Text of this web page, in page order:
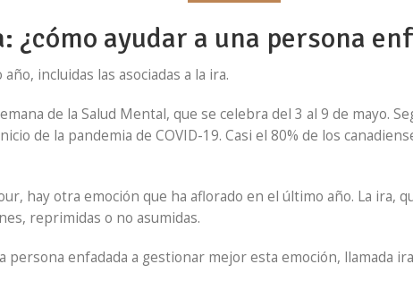
¿cómo ayudar a una persona
incluidas las asociadas a la ira.
de la Salud Mental, que se celebra del 3 al 9 de mayo.
de la pandemia de COVID-19. Casi el 80% de los
hay otra emoción que ha aflorado en el último año. La ira,
reprimidas o no asumidas.
enfadada a gestionar mejor esta emoción, llamada